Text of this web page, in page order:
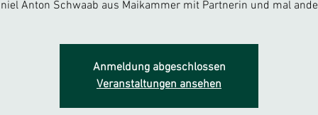
Anton Schwaab aus Maikammer mit Partnerin und mal
Anmeldung abgeschlossen
Veranstaltungen ansehen